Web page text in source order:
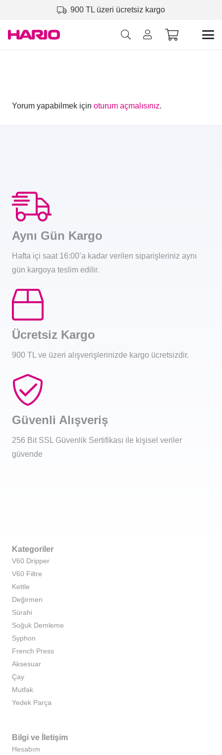
900 TL üzeri ücretsiz kargo
Yorum yapabilmek için oturum açmalısınız.
Aynı Gün Kargo
Hafta içi saat 16:00’a kadar verilen siparişleriniz aynı
gün kargoya teslim edilir.
Ücretsiz Kargo
900 TL ve üzeri alışverişlerinizde kargo ücretsizdir.
Güvenli Alışveriş
256 Bit SSL Güvenlik Sertifikası ile kişisel veriler
güvende
Kategoriler
V60 Dripper
V60 Filtre
Kettle
Değirmen
Sürahi
Soğuk Demleme
Syphon
French Press
Aksesuar
Çay
Mutfak
Yedek Parça
Bilgi ve İletişim
Hesabım